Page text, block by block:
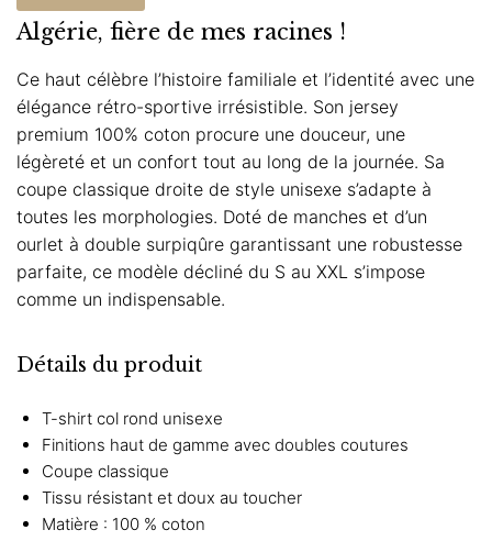
Algérie, fière de mes racines !
Ce haut célèbre l’histoire familiale et l’identité avec une
élégance rétro-sportive irrésistible. Son jersey
premium 100% coton procure une douceur, une
légèreté et un confort tout au long de la journée. Sa
coupe classique droite de style unisexe s’adapte à
toutes les morphologies. Doté de manches et d’un
ourlet à double surpiqûre garantissant une robustesse
parfaite, ce modèle décliné du S au XXL s’impose
comme un indispensable.
Détails du produit
T-shirt col rond unisexe
Finitions haut de gamme avec doubles coutures
Coupe classique
Tissu résistant et doux au toucher
Matière : 100 % coton